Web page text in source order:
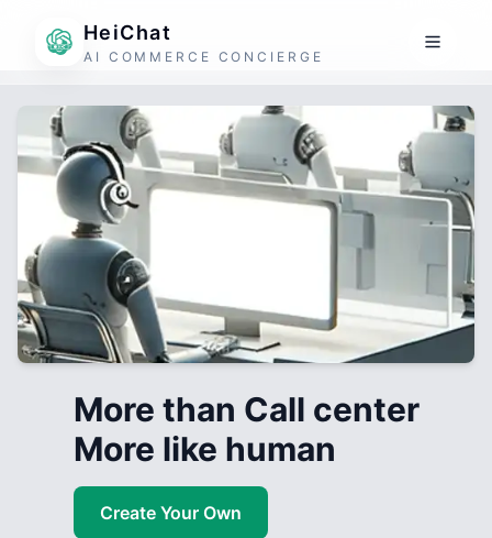
HeiChat
AI COMMERCE CONCIERGE
More than Call center
More like human
Create Your Own